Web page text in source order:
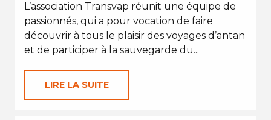
L’association Transvap réunit une équipe de
passionnés, qui a pour vocation de faire
découvrir à tous le plaisir des voyages d’antan
et de participer à la sauvegarde du...
LIRE LA SUITE